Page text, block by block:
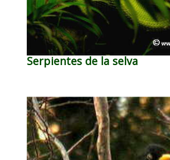
Serpientes de la selva